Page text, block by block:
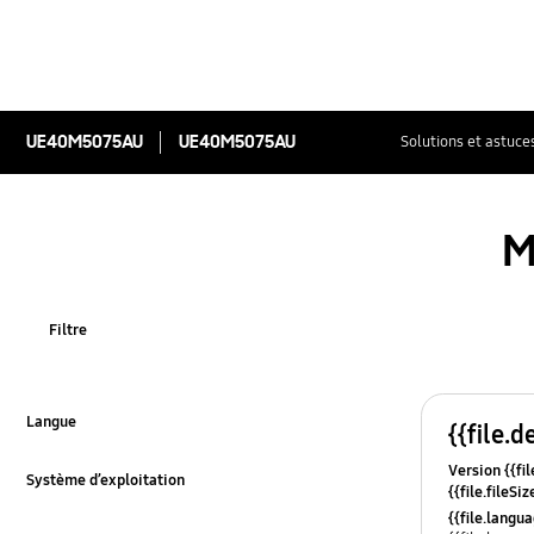
UE40M5075AU UE40M5075AU Solutions et
Filtre
Langue
Système d’exploitation
Version